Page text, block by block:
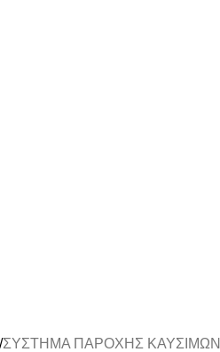
ΣΥΣΤΗΜΑ ΠΑΡΟΧΗΣ ΚΑΥΣΙΜΩΝ